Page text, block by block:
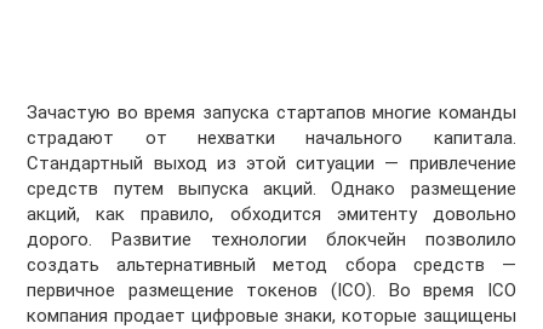
Зачастую во время запуска стартапов многие команды
страдают от нехватки начального капитала.
Стандартный выход из этой ситуации — привлечение
средств путем выпуска акций. Однако размещение
акций, как правило, обходится эмитенту довольно
дорого. Развитие технологии блокчейн позволило
создать альтернативный метод сбора средств —
первичное размещение токенов (ICO). Во время ICO
компания продает цифровые знаки, которые защищены